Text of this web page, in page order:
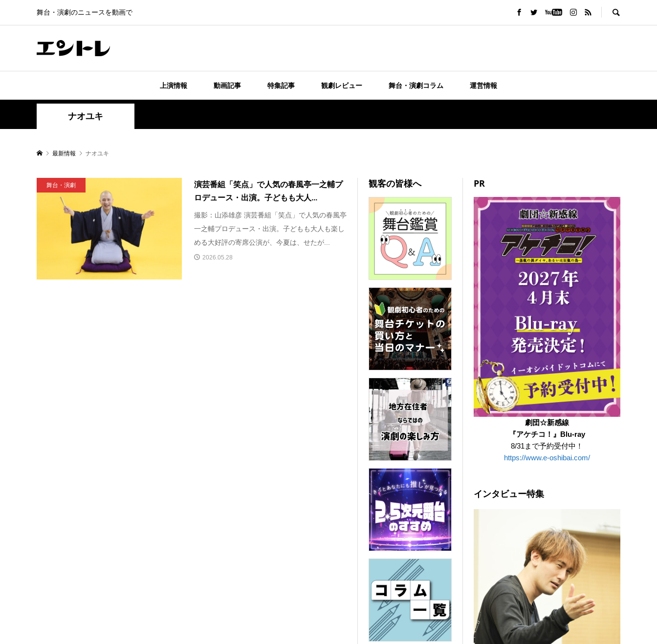
舞台・演劇のニュースを動画で
上演情報 動画記事 特集記事 観劇レビュー 舞台・演劇コラム 運営情報
ナオユキ
最新情報 ナオユキ
舞台・演劇
演芸番組「笑点」で人気の春風亭一之輔プ
ロデュース・出演。子どもも大人...
撮影：山添雄彦 演芸番組「笑点」で人気の春風亭
一之輔プロデュース・出演。子どもも大人も楽し
める大好評の寄席公演が、今夏は、せたが...
2026.05.28
PR
劇団☆新感線
『アケチコ！』Blu-ray
8/31まで予約受付中！
https://www.e-oshibai.com/
インタビュー特集
観客の皆様へ